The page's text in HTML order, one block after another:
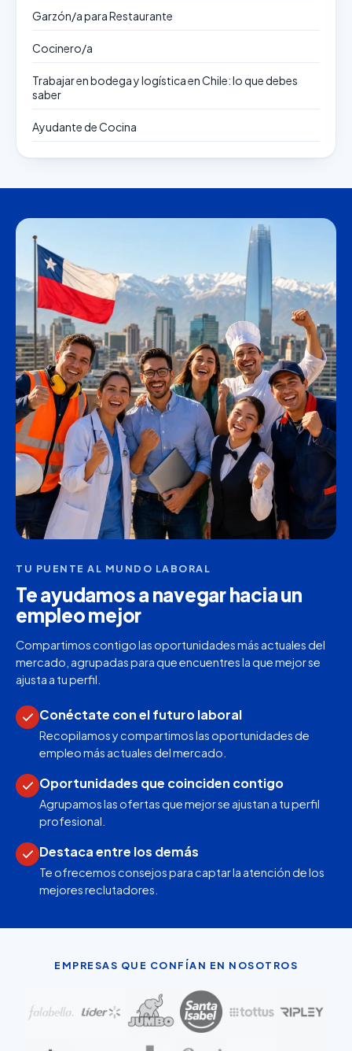
Garzón/a para Restaurante
Cocinero/a
Trabajar en bodega y logística en Chile: lo que debes
saber
Ayudante de Cocina
TU PUENTE AL MUNDO LABORAL
Te ayudamos a navegar hacia un
empleo mejor
Compartimos contigo las oportunidades más actuales del
mercado, agrupadas para que encuentres la que mejor se
ajusta a tu perfil.
Conéctate con el futuro laboral
Recopilamos y compartimos las oportunidades de
empleo más actuales del mercado.
Oportunidades que coinciden contigo
Agrupamos las ofertas que mejor se ajustan a tu perfil
profesional.
Destaca entre los demás
Te ofrecemos consejos para captar la atención de los
mejores reclutadores.
EMPRESAS QUE CONFÍAN EN NOSOTROS